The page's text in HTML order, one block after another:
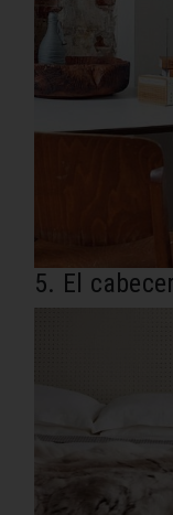
5. El